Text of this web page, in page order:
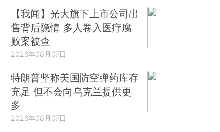
【我闻】光大旗下上市公司出
售背后隐情 多人卷入医疗腐
败案被查
2026年08月07日
特朗普坚称美国防空弹药库存
充足 但不会向乌克兰提供更
多
2026年08月07日